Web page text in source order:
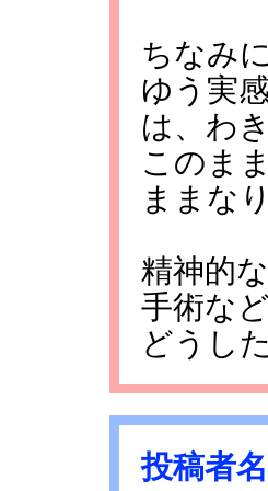
ちなみ
ゆう実
は、わ
このま
ままな
精神的
手術な
どうし
投稿者